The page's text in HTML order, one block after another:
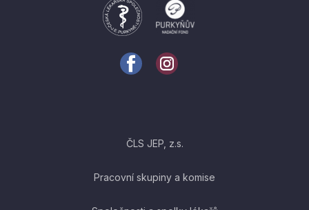
ČLS JEP, z.s.
Pracovní skupiny a komise